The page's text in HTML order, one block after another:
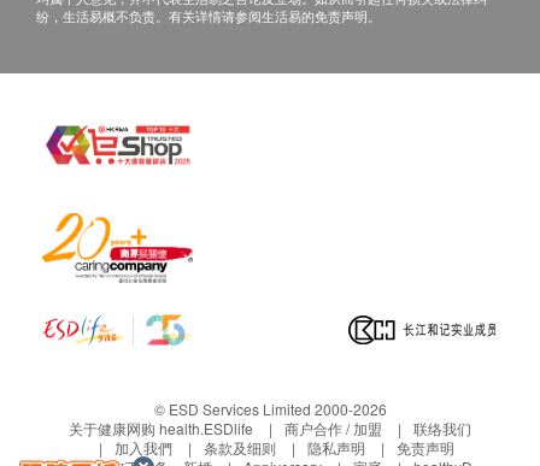
# 温馨提示：检查前请保持正常作息，如有特殊病史
如有争议，健康网购health.ESDlife及深圳爱尔眼科医
所有健康检查/服务并非作为医疗诊断或治疗用
途。当阁下身体健康出现任何疾病征兆时，应立即
谵询有认可资格的医生，作出诊断及治疗。
health.ESDlife】并没有经营或提供本服务/产品。
产品而引致的损失、损害、受伤或法律诉讼，健康
网购health.ESDlife概不负责。一切有关的索偿或
纷，生活易概不负责。有关详情请参阅生活易的免责声明。
© ESD Services Limited 2000-2026
关于健康网购 health.ESDlife
商户合作 / 加盟
联络我们
加入我們
条款及细则 隐私声明
免责声明